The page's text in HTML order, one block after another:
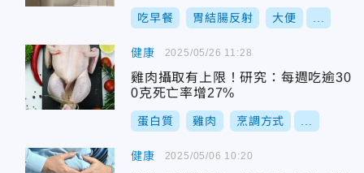
吃早餐 胃結腸反射 大便
健康
雞肉攝取有上限！研究：每週吃逾30
0克死亡率增27%
蛋白質 雞肉 烹調方式
2025/05/26 11:28
健康 2025/05/06 10:20